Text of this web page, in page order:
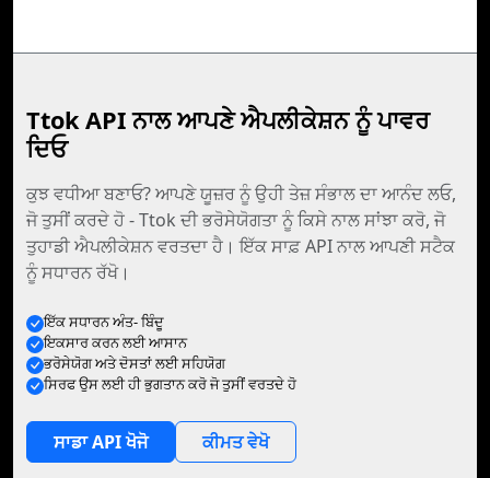
Ttok API ਨਾਲ ਆਪਣੇ ਐਪਲੀਕੇਸ਼ਨ ਨੂੰ ਪਾਵਰ
ਦਿਓ
ਕੁਝ ਵਧੀਆ ਬਣਾਓ? ਆਪਣੇ ਯੂਜ਼ਰ ਨੂੰ ਉਹੀ ਤੇਜ਼ ਸੰਭਾਲ ਦਾ ਆਨੰਦ ਲਓ,
ਜੋ ਤੁਸੀਂ ਕਰਦੇ ਹੋ - Ttok ਦੀ ਭਰੋਸੇਯੋਗਤਾ ਨੂੰ ਕਿਸੇ ਨਾਲ ਸਾਂਝਾ ਕਰੋ, ਜੋ
ਤੁਹਾਡੀ ਐਪਲੀਕੇਸ਼ਨ ਵਰਤਦਾ ਹੈ। ਇੱਕ ਸਾਫ਼ API ਨਾਲ ਆਪਣੀ ਸਟੈਕ
ਨੂੰ ਸਧਾਰਨ ਰੱਖੋ।
ਇੱਕ ਸਧਾਰਨ ਅੰਤ- ਬਿੰਦੂ
ਇਕਸਾਰ ਕਰਨ ਲਈ ਆਸਾਨ
ਭਰੋਸੇਯੋਗ ਅਤੇ ਦੋਸਤਾਂ ਲਈ ਸਹਿਯੋਗ
ਸਿਰਫ ਉਸ ਲਈ ਹੀ ਭੁਗਤਾਨ ਕਰੋ ਜੋ ਤੁਸੀਂ ਵਰਤਦੇ ਹੋ
ਸਾਡਾ API ਖੋਜੋ ਕੀਮਤ ਵੇਖੋ